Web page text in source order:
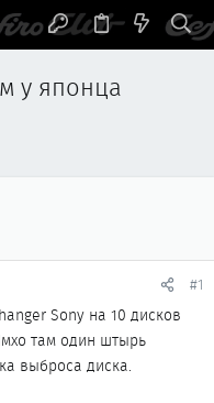
у японца
#1
Sony на 10 дисков
там один штырь
выброса диска.